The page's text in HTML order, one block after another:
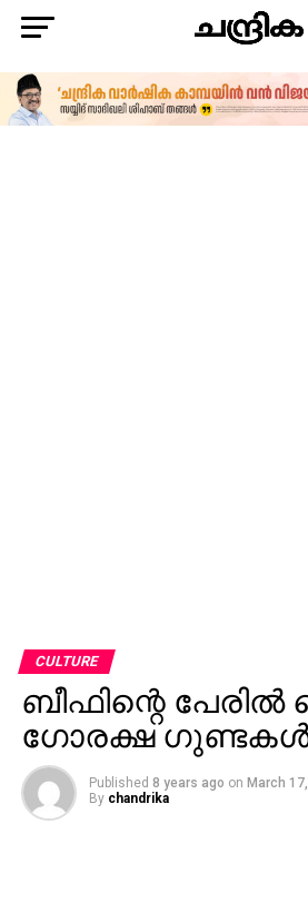
CULTURE
ബീഫിന്റെ പേരില്‍
ഗോരക്ഷ ഗുണ്ടകള്‍
Published 8 years ago on March
By chandrika